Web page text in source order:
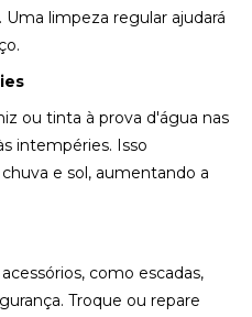
limpeza regular ajudará
ou tinta à prova d'água nas
intempéries. Isso
e sol, aumentando a
como escadas,
Troque ou repare